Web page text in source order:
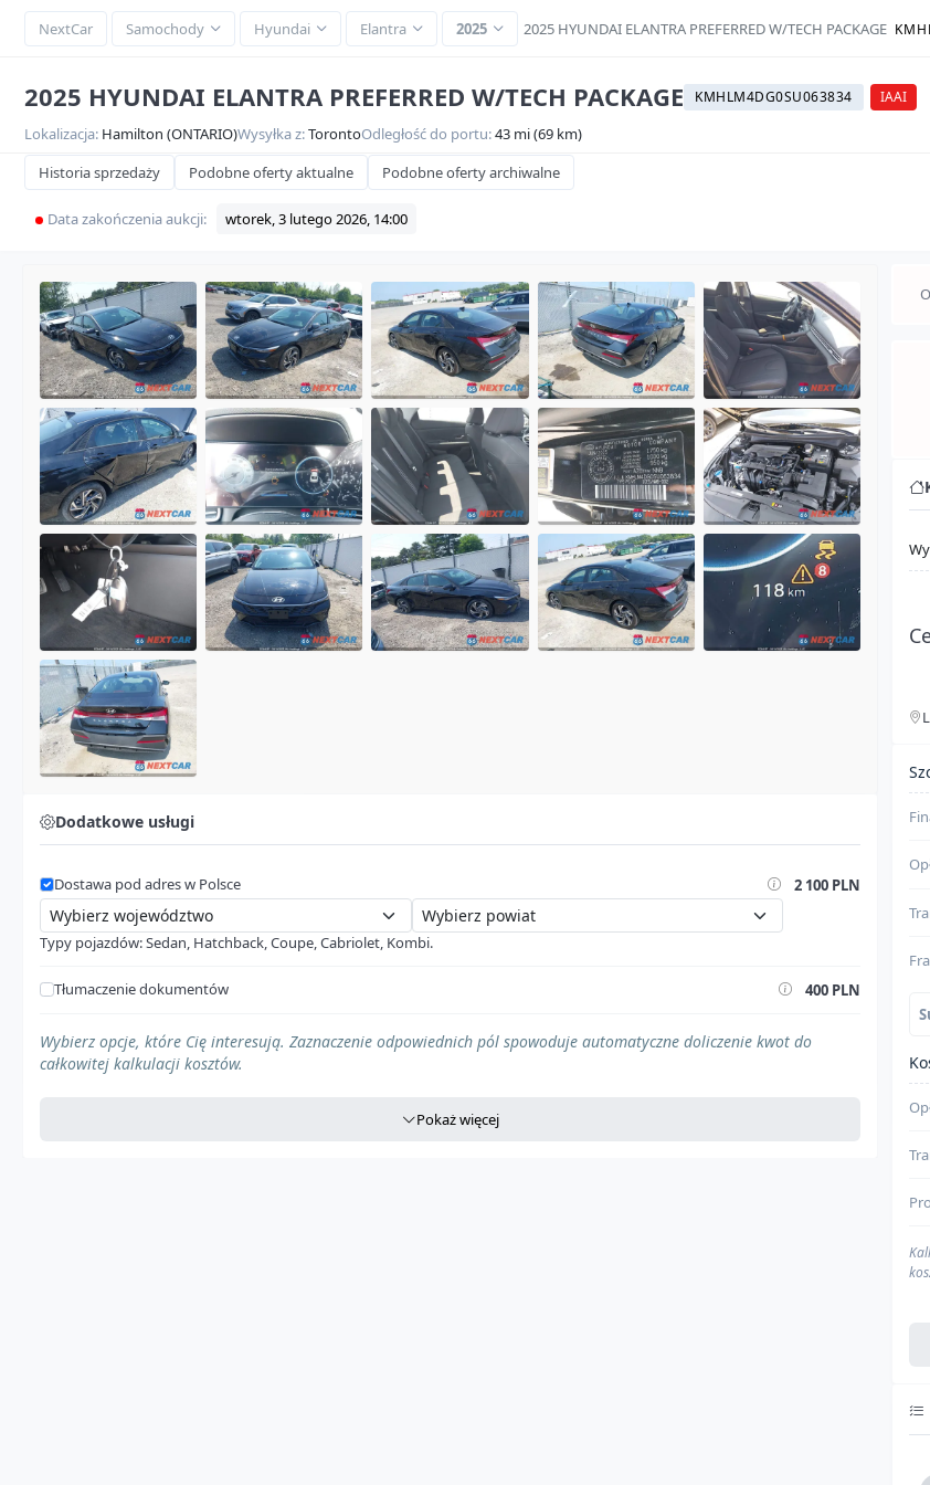
NextCar Samochody Hyundai Elantra 2025 2025 HYUNDAI ELANTRA PREFERRED W/TECH PACKAGE
2025 HYUNDAI ELANTRA PREFERRED W/TECH PACKAGE KMHLM4DG0SU063834 IAAI
Lokalizacja: Hamilton (ONTARIO)Wysyłka z:TorontoOdległość do portu:43 mi (69 km)
Historia sprzedaży Podobne oferty aktualne Podobne oferty archiwalne
Data zakończenia aukcji: wtorek, 3 lutego 2026, 14:00
SOLD
Dodatkowe usługi
Dostawa pod adres w Polsce
Typy pojazdów: Sedan, Hatchback, Coupe, Cabriolet, Kombi.
2 100 PLN
Tłumaczenie dokumentów 400 PLN
Pojazd z regulacjami prawnymi
Wybierz opcje, które Cię interesują. Zaznaczenie odpowiednich pól spowoduje automatyczne doliczenie kwot do
całkowitej kalkulacji kosztów.
Pokaż więcej
Cło